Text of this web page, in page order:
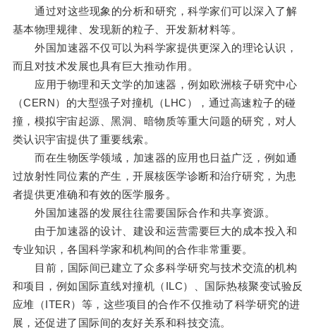
通过对这些现象的分析和研究，科学家们可以深入了解
基本物理规律、发现新的粒子、开发新材料等。
外国加速器不仅可以为科学家提供更深入的理论认识，
而且对技术发展也具有巨大推动作用。
应用于物理和天文学的加速器，例如欧洲核子研究中心
（CERN）的大型强子对撞机（LHC），通过高速粒子的碰
撞，模拟宇宙起源、黑洞、暗物质等重大问题的研究，对人
类认识宇宙提供了重要线索。
而在生物医学领域，加速器的应用也日益广泛，例如通
过放射性同位素的产生，开展核医学诊断和治疗研究，为患
者提供更准确和有效的医学服务。
外国加速器的发展往往需要国际合作和共享资源。
由于加速器的设计、建设和运营需要巨大的成本投入和
专业知识，各国科学家和机构间的合作非常重要。
目前，国际间已建立了众多科学研究与技术交流的机构
和项目，例如国际直线对撞机（ILC）、国际热核聚变试验反
应堆（ITER）等，这些项目的合作不仅推动了科学研究的进
展，还促进了国际间的友好关系和科技交流。